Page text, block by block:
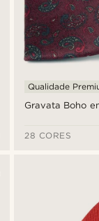
Gravata Boho
Qualidade
28 CORES